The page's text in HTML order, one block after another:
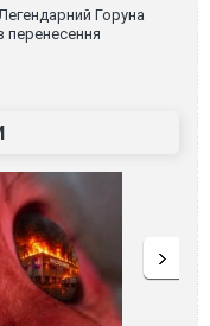
Горуна
перенесення